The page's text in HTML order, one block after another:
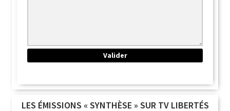
LES ÉMISSIONS « SYNTHÈSE » SUR TV LIBERTÉS